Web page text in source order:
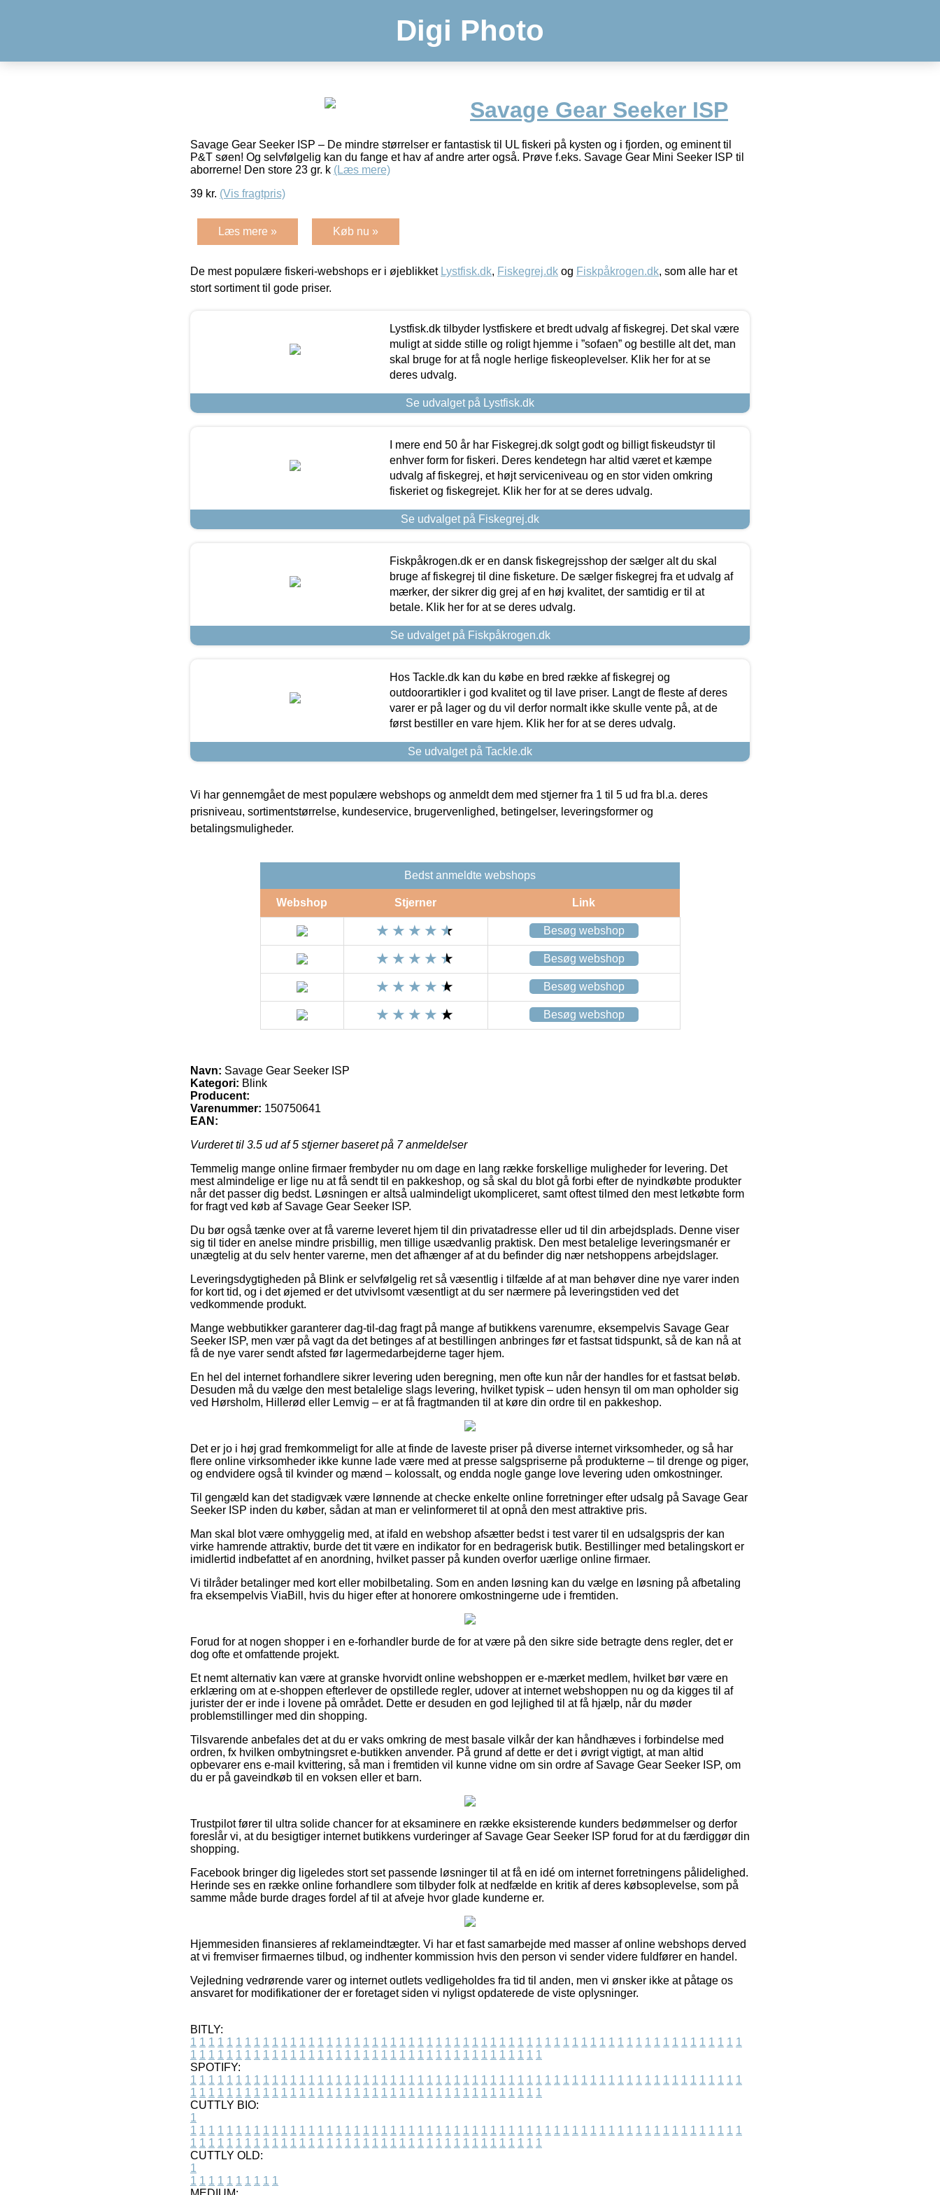
Digi Photo
Savage Gear Seeker ISP
Savage Gear Seeker ISP – De mindre størrelser er fantastisk til UL fiskeri på kysten og i fjorden, og eminent til
P&T søen! Og selvfølgelig kan du fange et hav af andre arter også. Prøve f.eks. Savage Gear Mini Seeker ISP til
aborrerne! Den store 23 gr. k (Læs mere)
39 kr. (Vis fragtpris)
Læs mere » Køb nu »
De mest populære fiskeri-webshops er i øjeblikket Lystfisk.dk, Fiskegrej.dk og Fiskpåkrogen.dk, som alle har et
stort sortiment til gode priser.
Lystfisk.dk tilbyder lystfiskere et bredt udvalg af fiskegrej. Det skal være
muligt at sidde stille og roligt hjemme i ”sofaen” og bestille alt det, man
skal bruge for at få nogle herlige fiskeoplevelser. Klik her for at se
deres udvalg.
Se udvalget på Lystfisk.dk
I mere end 50 år har Fiskegrej.dk solgt godt og billigt fiskeudstyr til
enhver form for fiskeri. Deres kendetegn har altid været et kæmpe
udvalg af fiskegrej, et højt serviceniveau og en stor viden omkring
fiskeriet og fiskegrejet. Klik her for at se deres udvalg.
Se udvalget på Fiskegrej.dk
Fiskpåkrogen.dk er en dansk fiskegrejsshop der sælger alt du skal
bruge af fiskegrej til dine fisketure. De sælger fiskegrej fra et udvalg af
mærker, der sikrer dig grej af en høj kvalitet, der samtidig er til at
betale. Klik her for at se deres udvalg.
Se udvalget på Fiskpåkrogen.dk
Hos Tackle.dk kan du købe en bred række af fiskegrej og
outdoorartikler i god kvalitet og til lave priser. Langt de fleste af deres
varer er på lager og du vil derfor normalt ikke skulle vente på, at de
først bestiller en vare hjem. Klik her for at se deres udvalg.
Se udvalget på Tackle.dk
Vi har gennemgået de mest populære webshops og anmeldt dem med stjerner fra 1 til 5 ud fra bl.a. deres
prisniveau, sortimentstørrelse, kundeservice, brugervenlighed, betingelser, leveringsformer og
betalingsmuligheder.
Bedst anmeldte webshops
Webshop Stjerner Link
Besøg webshop
Besøg webshop
Besøg webshop
Besøg webshop
Navn: Savage Gear Seeker ISP
Kategori: Blink
Producent:
Varenummer: 150750641
EAN:
Vurderet til 3.5 ud af 5 stjerner baseret på 7anmeldelser
Temmelig mange online firmaer frembyder nu om dage en lang række forskellige muligheder for levering. Det
mest almindelige er lige nu at få sendt til en pakkeshop, og så skal du blot gå forbi efter de nyindkøbte produkter
når det passer dig bedst. Løsningen er altså ualmindeligt ukompliceret, samt oftest tilmed den mest letkøbte form
for fragt ved køb af Savage Gear Seeker ISP.
Du bør også tænke over at få varerne leveret hjem til din privatadresse eller ud til din arbejdsplads. Denne viser
sig til tider en anelse mindre prisbillig, men tillige usædvanlig praktisk. Den mest betalelige leveringsmanér er
unægtelig at du selv henter varerne, men det afhænger af at du befinder dig nær netshoppens arbejdslager.
Leveringsdygtigheden på Blink er selvfølgelig ret så væsentlig i tilfælde af at man behøver dine nye varer inden
for kort tid, og i det øjemed er det utvivlsomt væsentligt at du ser nærmere på leveringstiden ved det
vedkommende produkt.
Mange webbutikker garanterer dag-til-dag fragt på mange af butikkens varenumre, eksempelvis Savage Gear
Seeker ISP, men vær på vagt da det betinges af at bestillingen anbringes før et fastsat tidspunkt, så de kan nå at
få de nye varer sendt afsted før lagermedarbejderne tager hjem.
En hel del internet forhandlere sikrer levering uden beregning, men ofte kun når der handles for et fastsat beløb.
Desuden må du vælge den mest betalelige slags levering, hvilket typisk – uden hensyn til om man opholder sig
ved Hørsholm, Hillerød eller Lemvig – er at få fragtmanden til at køre din ordre til en pakkeshop.
Det er jo i høj grad fremkommeligt for alle at finde de laveste priser på diverse internet virksomheder, og så har
flere online virksomheder ikke kunne lade være med at presse salgspriserne på produkterne – til drenge og piger,
og endvidere også til kvinder og mænd – kolossalt, og endda nogle gange love levering uden omkostninger.
Til gengæld kan det stadigvæk være lønnende at checke enkelte online forretninger efter udsalg på Savage Gear
Seeker ISP inden du køber, sådan at man er velinformeret til at opnå den mest attraktive pris.
Man skal blot være omhyggelig med, at ifald en webshop afsætter bedst i test varer til en udsalgspris der kan
virke hamrende attraktiv, burde det tit være en indikator for en bedragerisk butik. Bestillinger med betalingskort er
imidlertid indbefattet af en anordning, hvilket passer på kunden overfor uærlige online firmaer.
Vi tilråder betalinger med kort eller mobilbetaling. Som en anden løsning kan du vælge en løsning på afbetaling
fra eksempelvis ViaBill, hvis du higer efter at honorere omkostningerne ude i fremtiden.
Forud for at nogen shopper i en e-forhandler burde de for at være på den sikre side betragte dens regler, det er
dog ofte et omfattende projekt.
Et nemt alternativ kan være at granske hvorvidt online webshoppen er e-mærket medlem, hvilket bør være en
erklæring om at e-shoppen efterlever de opstillede regler, udover at internet webshoppen nu og da kigges til af
jurister der er inde i lovene på området. Dette er desuden en god lejlighed til at få hjælp, når du møder
problemstillinger med din shopping.
Tilsvarende anbefales det at du er vaks omkring de mest basale vilkår der kan håndhæves i forbindelse med
ordren, fx hvilken ombytningsret e-butikken anvender. På grund af dette er det i øvrigt vigtigt, at man altid
opbevarer ens e-mail kvittering, så man i fremtiden vil kunne vidne om sin ordre af Savage Gear Seeker ISP, om
du er på gaveindkøb til en voksen eller et barn.
Trustpilot fører til ultra solide chancer for at eksaminere en række eksisterende kunders bedømmelser og derfor
foreslår vi, at du besigtiger internet butikkens vurderinger af Savage Gear Seeker ISP forud for at du færdiggør din
shopping.
Facebook bringer dig ligeledes stort set passende løsninger til at få en idé om internet forretningens pålidelighed.
Herinde ses en række online forhandlere som tilbyder folk at nedfælde en kritik af deres købsoplevelse, som på
samme måde burde drages fordel af til at afveje hvor glade kunderne er.
Hjemmesiden finansieres af reklameindtægter. Vi har et fast samarbejde med masser af online webshops derved
at vi fremviser firmaernes tilbud, og indhenter kommission hvis den person vi sender videre fuldfører en handel.
Vejledning vedrørende varer og internet outlets vedligeholdes fra tid til anden, men vi ønsker ikke at påtage os
ansvaret for modifikationer der er foretaget siden vi nyligst opdaterede de viste oplysninger.
BITLY:
1 1 1 1 1 1 1 1 1 1 1 1 1 1 1 1 1 1 1 1 1 1 1 1 1 1 1 1 1 1 1 1 1 1 1 1 1 1 1 1 1 1 1 1 1 1 1 1 1 1 1 1 1 1 1 1 1 1 1 1 1
1 1 1 1 1 1 1 1 1 1 1 1 1 1 1 1 1 1 1 1 1 1 1 1 1 1 1 1 1 1 1 1 1 1 1 1 1 1 1
SPOTIFY:
1 1 1 1 1 1 1 1 1 1 1 1 1 1 1 1 1 1 1 1 1 1 1 1 1 1 1 1 1 1 1 1 1 1 1 1 1 1 1 1 1 1 1 1 1 1 1 1 1 1 1 1 1 1 1 1 1 1 1 1 1
1 1 1 1 1 1 1 1 1 1 1 1 1 1 1 1 1 1 1 1 1 1 1 1 1 1 1 1 1 1 1 1 1 1 1 1 1 1 1
CUTTLY BIO:
1
1 1 1 1 1 1 1 1 1 1 1 1 1 1 1 1 1 1 1 1 1 1 1 1 1 1 1 1 1 1 1 1 1 1 1 1 1 1 1 1 1 1 1 1 1 1 1 1 1 1 1 1 1 1 1 1 1 1 1 1 1
1 1 1 1 1 1 1 1 1 1 1 1 1 1 1 1 1 1 1 1 1 1 1 1 1 1 1 1 1 1 1 1 1 1 1 1 1 1 1
CUTTLY OLD:
1
1 1 1 1 1 1 1 1 1 1